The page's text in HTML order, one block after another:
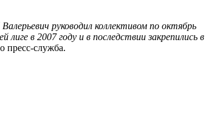
руководил коллективом по октябрь
в 2007 году и в последствии закрепились в
пресс-служба.